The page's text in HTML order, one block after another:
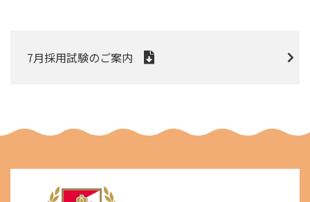
7月採用試験のご案内